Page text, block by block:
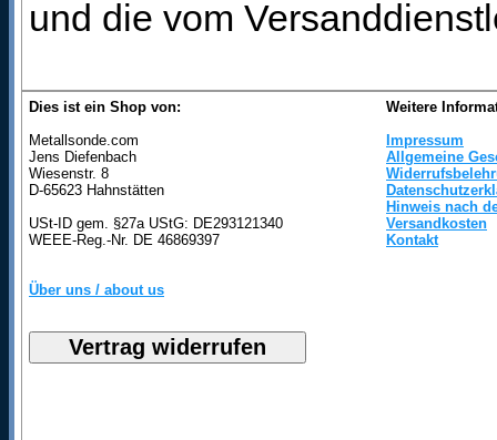
und die vom
Dies ist ein Shop von:
Metallsonde.com
Jens Diefenbach
Wiesenstr. 8
D-65623 Hahnstätten
USt-ID gem. §27a UStG: DE293121340
WEEE-Reg.-Nr. DE 46869397
Über uns / about us
Weitere
Impressum
Allgemeine
Hinweis nach
Versandkosten
Kontakt